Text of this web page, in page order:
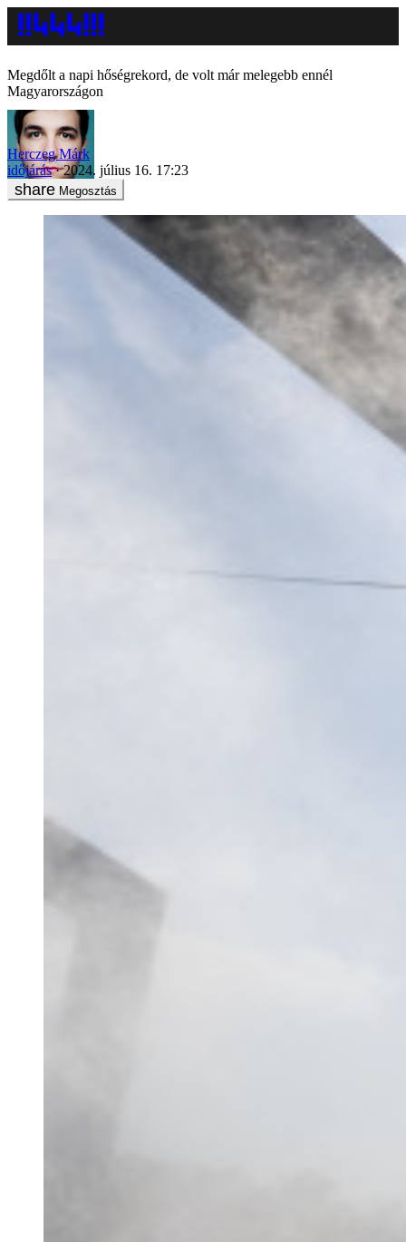
Megdőlt a napi hőségrekord, de volt már melegebb ennél
Magyarországon
Herczeg Márk
időjárás
2024. július 16. 17:23
Megosztás